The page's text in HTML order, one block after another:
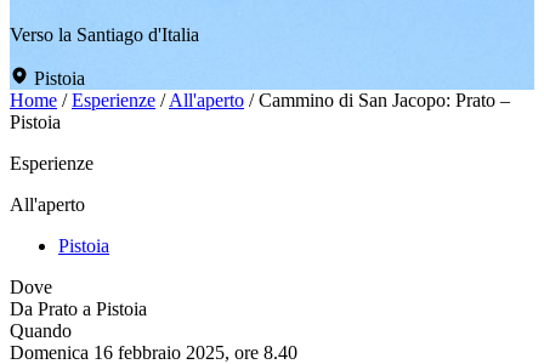
Verso la Santiago d'Italia
Pistoia
Home /Esperienze /All'aperto /Cammino di San Jacopo: Prato –
Pistoia
Esperienze
All'aperto
Pistoia
Dove
Da Prato a Pistoia
Quando
Domenica 16 febbraio 2025, ore 8.40